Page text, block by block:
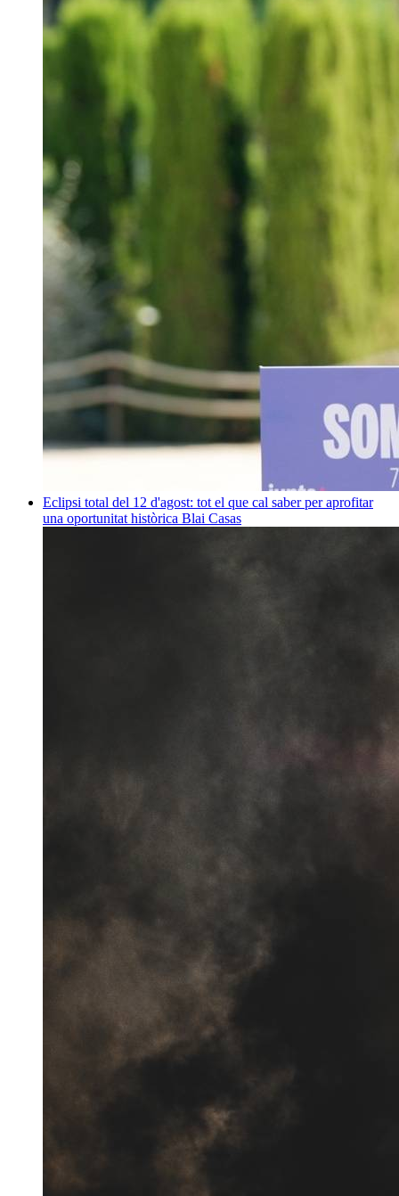
Eclipsi total del 12 d'agost: tot el que cal saber per aprofitar
una oportunitat històrica Blai Casas